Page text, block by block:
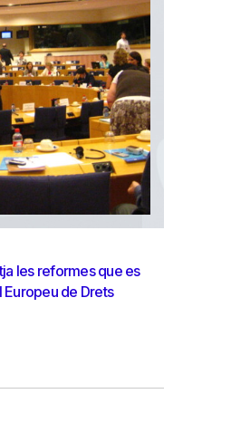
les reformes que es
de Drets